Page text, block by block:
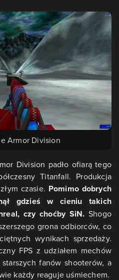
Armor Division
Division padło ofiarą tego
Titanfall. Produkcja
czasie. Pomimo dobrych
gdzieś w cieniu takich
czy choćby SiN. Shogo
grona odbiorców, co
wynikach sprzedaży.
FPS z udziałem mechów
fanów shooterów, a
każdy reaguje uśmiechem.